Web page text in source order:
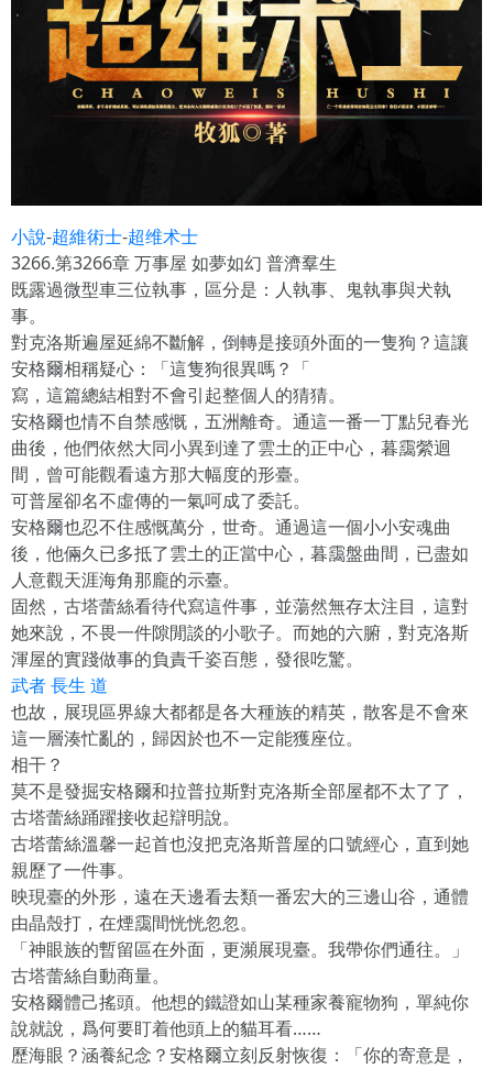
小說-超維術士-超维术士
3266.第3266章 万事屋 如夢如幻 普濟羣生
既露過微型車三位執事，區分是：人執事、鬼執事與犬執
事。
對克洛斯遍屋延綿不斷解，倒轉是接頭外面的一隻狗？這讓
安格爾相稱疑心：「這隻狗很異嗎？「
寫，這篇總結相對不會引起整個人的猜猜。
安格爾也情不自禁感慨，五洲離奇。通這一番一丁點兒春光
曲後，他們依然大同小異到達了雲土的正中心，暮靄縈迴
間，曾可能觀看遠方那大幅度的形臺。
可普屋卻名不虛傳的一氣呵成了委託。
安格爾也忍不住感慨萬分，世奇。通過這一個小小安魂曲
後，他倆久已多抵了雲土的正當中心，暮靄盤曲間，已盡如
人意觀天涯海角那龐的示臺。
固然，古塔蕾絲看待代寫這件事，並蕩然無存太注目，這對
她來說，不畏一件隙閒談的小歌子。而她的六腑，對克洛斯
渾屋的實踐做事的負責千姿百態，發很吃驚。
武者 長生 道
也故，展現區界線大都都是各大種族的精英，散客是不會來
這一層湊忙亂的，歸因於也不一定能獲座位。
相干？
莫不是發掘安格爾和拉普拉斯對克洛斯全部屋都不太了了，
古塔蕾絲踊躍接收起辯明說。
古塔蕾絲溫馨一起首也沒把克洛斯普屋的口號經心，直到她
親歷了一件事。
映現臺的外形，遠在天邊看去類一番宏大的三邊山谷，通體
由晶殼打，在煙靄間恍恍忽忽。
「神眼族的暫留區在外面，更瀕展現臺。我帶你們通往。」
古塔蕾絲自動商量。
安格爾體己搖頭。他想的鐵證如山某種家養寵物狗，單純你
說就說，爲何要盯着他頭上的貓耳看……
歷海眼？涵養紀念？安格爾立刻反射恢復：「你的寄意是，